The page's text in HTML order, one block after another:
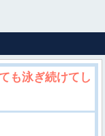
も泳ぎ続けてし